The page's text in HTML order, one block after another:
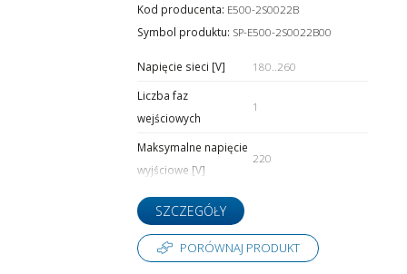
Kod producenta: E500-2S0022B
Symbol produktu: SP-E500-2S0022B00
Napięcie sieci [V]
180..260
Liczba faz
wejściowych
1
Maksymalne napięcie
wyjściowe [V]
220
SZCZEGÓŁY
PORÓWNAJ PRODUKT